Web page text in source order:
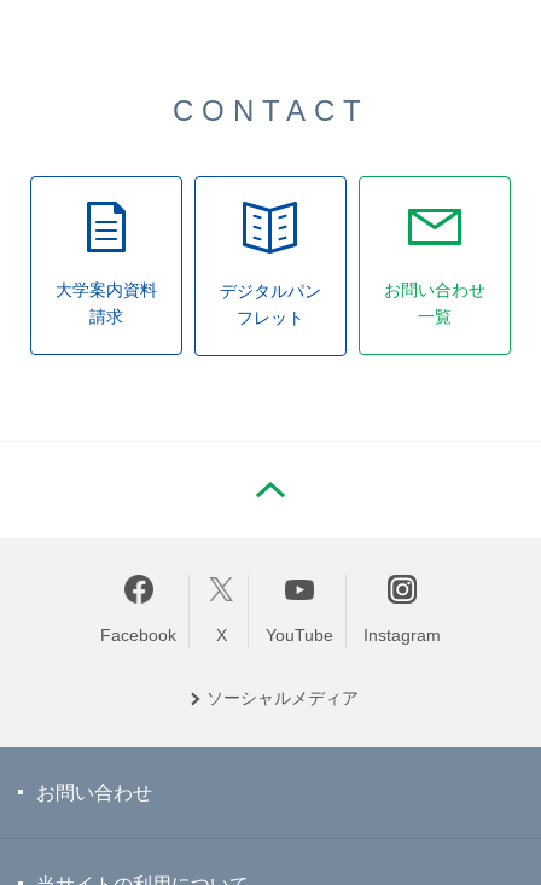
CONTACT
大学案内資料
請求
デジタルパン
フレット
お問い合わせ
一覧
Facebook X YouTube Instagram
ソーシャル メディア
お問い合わせ